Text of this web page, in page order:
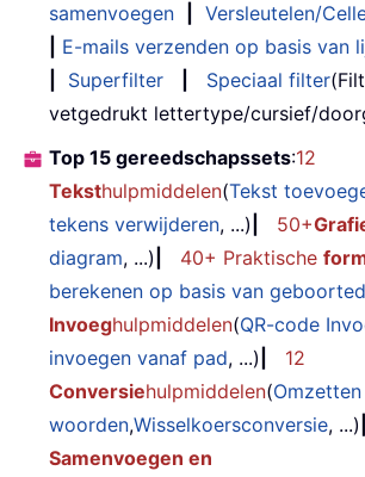
samenvoegen
Versleutelen/
E-mails verzenden op basis van
Superfilter Speciaal filter
vetgedrukt lettertype/cursief/
Top 15 gereedschapssets:12
Teksthulpmiddelen(Tekst
tekens verwijderen, ...) 50+
diagram, ...) 40+ Praktische
berekenen op basis van
Invoeghulpmiddelen(QR-code
invoegen vanaf pad, ...)
12
Conversiehulpmiddelen(
woorden,Wisselkoersconversie, ...)
Samenvoegen en